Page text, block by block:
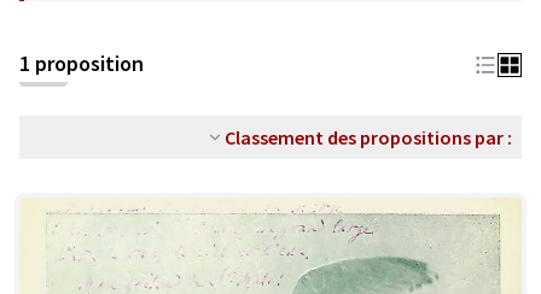
1 proposition
Classement des propositions par :